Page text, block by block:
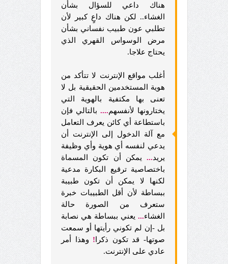
هناك داعي للسؤال بشأن
الغشاء.. لكن هناك داعٍ كبير لأن
تطلبي عون طبيب نفساني بشأن
مرض الوسواس القهري الذي
يحتاج علاجا.
أغلب مواقع الإنترنت لا تتأكد من
هوية المستخدمين الحقيقية بل لا
تعنى بها مكتفية بالهوية التي
يختارونها لأنفسهم.... بالتالي فإن
باستطاعة أي كائن يعرف التعامل
مع آلة الدخول إلى الإنترنت أن
يدعي لنفسه أي هوية وأي وظيفة
يريد... يمكن أن تكون المسماة
باختصاصية ترقيع البكارة مدعية
لكنها لا يمكن أن تكون طبيبة
ببساطة لأن أقل الطبيبات خبرة
ستعرف من الصورة حالة
الغشاء... يعني ببساطة هي نصابة
بل -إن لم تكوني رأيتها أو سمعت
صوتها- قد تكون ذكرا ! وهذا أمر
عادي على الإنترنت.